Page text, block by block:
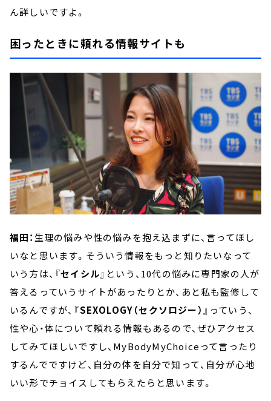
ん詳しいですよ。
困ったときに頼れる情報サイトも
福田： 生理の悩みや性の悩みを抱え込まずに、言ってほし
いなと思います。そういう情報をもっと知りたいなって
いう方は、『セイシル』という、10代の悩みに専門家の人が
答えるっていうサイトがあったりとか、あと私も監修して
いるんですが、『SEXOLOGY（セクソロジー） 』っていう、
性や心・体について頼れる情報もあるので、ぜひアクセス
してみてほしいですし、MyBodyMyChoiceって言ったり
するんでですけど、自分の体を自分で知って、自分が心地
いい形でチョイスしてもらえたらと思います。